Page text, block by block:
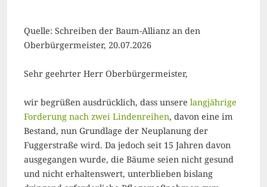
Quelle: Schreiben der Baum-Allianz an den
Oberbürgermeister, 20.07.2026
Sehr geehrter Herr Oberbürgermeister,
wir begrüßen ausdrücklich, dass unsere langjährige
Forderung nach zwei Lindenreihen, davon eine im
Bestand, nun Grundlage der Neuplanung der
Fuggerstraße wird. Da jedoch seit 15 Jahren davon
ausgegangen wurde, die Bäume seien nicht gesund
und nicht erhaltenswert, unterblieben bislang